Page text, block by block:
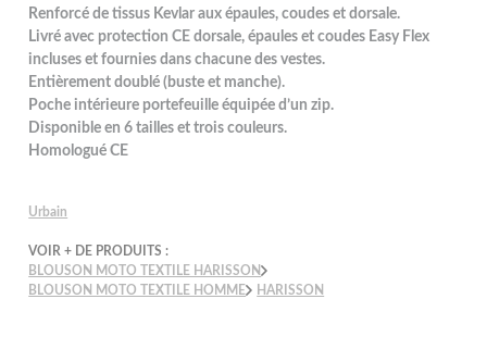
Renforcé de tissus Kevlar aux épaules, coudes et dorsale.
Livré avec protection CE dorsale, épaules et coudes Easy Flex
incluses et fournies dans chacune des vestes.
Entièrement doublé (buste et manche).
Poche intérieure portefeuille équipée d’un zip.
Disponible en 6 tailles et trois couleurs.
Homologué CE
Urbain
VOIR + DE PRODUITS :
BLOUSON MOTO TEXTILE HARISSON
BLOUSON MOTO TEXTILE HOMME
HARISSON